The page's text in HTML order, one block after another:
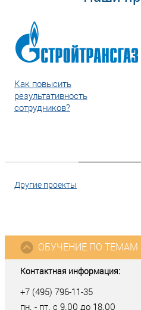
Как повысить
результативность
сотрудников?
Другие проекты
Контактная информация:
+7 (495) 796-11-35
пн. - пт. с 9.00 до 18.00
ОБУЧЕНИЕ ПО ТЕМАМ